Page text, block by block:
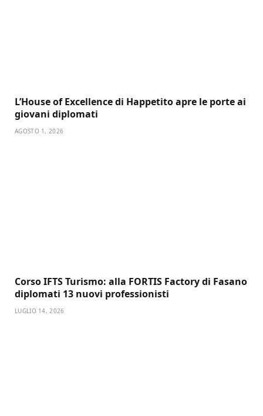
L’House of Excellence di Happetito apre le porte ai
giovani diplomati
AGOSTO 1, 2026
Corso IFTS Turismo: alla FORTIS Factory di Fasano
diplomati 13 nuovi professionisti
LUGLIO 14, 2026